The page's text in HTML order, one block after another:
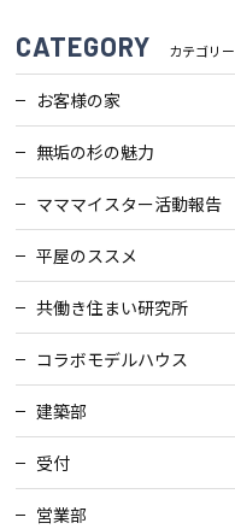
CATEGORY カテゴリー
お客様の家
無垢の杉の魅力
マママイスター活動報告
平屋のススメ
共働き住まい研究所
コラボモデルハウス
建築部
受付
営業部